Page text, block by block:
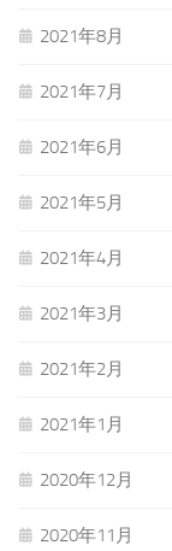
2021年8月
2021年7月
2021年6月
2021年5月
2021年4月
2021年3月
2021年2月
2021年1月
2020年12月
2020年11月